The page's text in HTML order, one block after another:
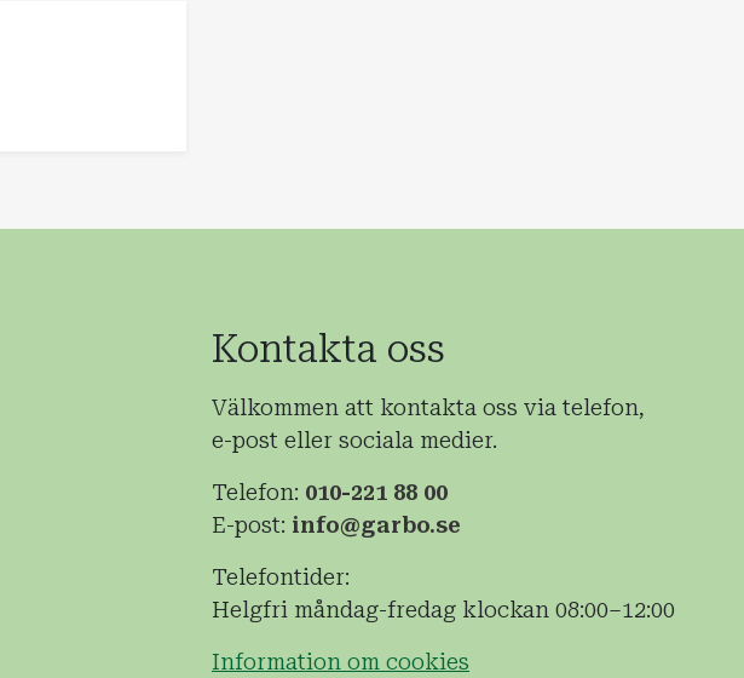
Kontakta oss
Välkommen att kontakta oss via telefon,
e-post eller sociala medier.
Telefon: 010-221 88 00
E-post: info@garbo.se
Telefontider:
Helgfri måndag-fredag klockan 08:00–12:00
Information om cookies